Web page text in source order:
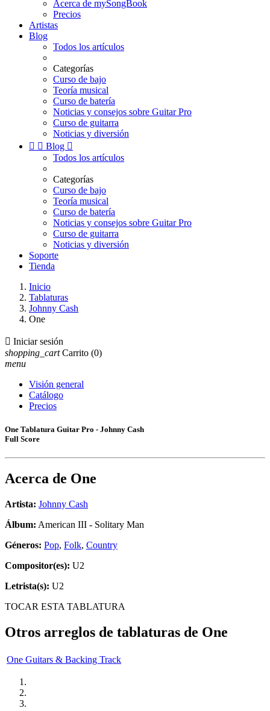
Acerca de mySongBook
Precios
Artistas
Blog
Todos los artículos
Categorías
Curso de bajo
Teoría musical
Curso de batería
Noticias y consejos sobre Guitar Pro
Curso de guitarra
Noticias y diversión
  Blog 
Todos los artículos
Categorías
Curso de bajo
Teoría musical
Curso de batería
Noticias y consejos sobre Guitar Pro
Curso de guitarra
Noticias y diversión
Soporte
Tienda
Inicio
Tablaturas
Johnny Cash
One
 Iniciar sesión
shopping_cart Carrito (0)
menu
Visión general
Catálogo
Precios
One Tablatura Guitar Pro - Johnny Cash
Full Score
Acerca de One
Artista: Johnny Cash
Álbum: American III - Solitary Man
Géneros: Pop, Folk, Country
Compositor(es): U2
Letrista(s): U2
TOCAR ESTA TABLATURA
Otros arreglos de tablaturas de One
One Guitars & Backing Track